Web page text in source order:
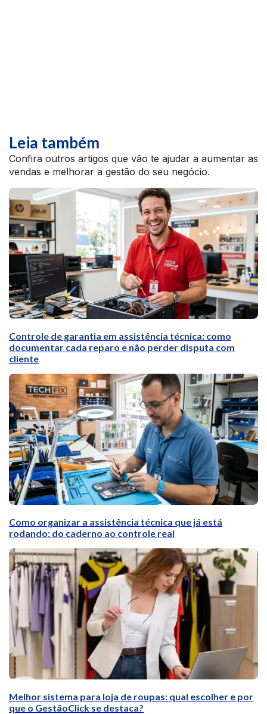
Leia também
Confira outros artigos que vão te ajudar a aumentar as
vendas e melhorar a gestão do seu negócio.
Controle de garantia em assistência técnica: como
documentar cada reparo e não perder disputa com
cliente
Como organizar a assistência técnica que já está
rodando: do caderno ao controle real
Melhor sistema para loja de roupas: qual escolher e por
que o GestãoClick se destaca?